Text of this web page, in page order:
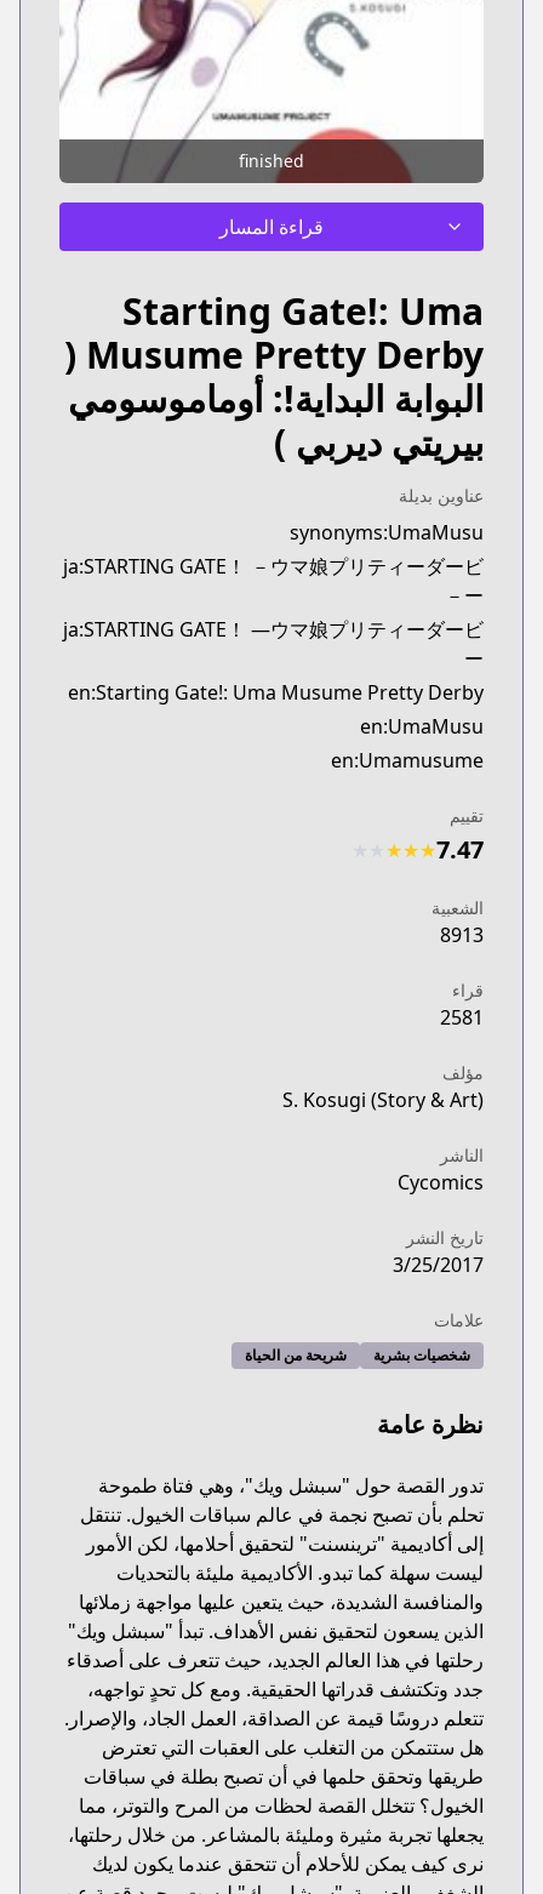
finished
قراءة المسار
Starting Gate!: Uma
Musume Pretty Derby
(
البوابة البداية!: أوماموسومي
بيريتي ديربي )
عناوين بديلة
synonyms:UmaMusu
ja:STARTING GATE！ －ウマ娘プリティーダービ
ー－
ja:STARTING GATE！ ―ウマ娘プリティーダービ
ー
en:Starting Gate!: Uma Musume Pretty Derby
en:UmaMusu
en:Umamusume
تقييم
7.47
★
★
★
الشعبية
8913
قراء
2581
مؤلف
S. Kosugi (Story & Art)
الناشر
Cycomics
تاريخ النشر
3/25/2017
علامات
شخصيات بشرية شريحة من الحياة
نظرة عامة
تدور القصة حول "سبشل ويك"، وهي فتاة طموحة
تحلم بأن تصبح نجمة في عالم سباقات الخيول. تنتقل
إلى أكاديمية "ترينسنت" لتحقيق أحلامها، لكن الأمور
ليست سهلة كما تبدو. الأكاديمية مليئة بالتحديات
والمنافسة الشديدة، حيث يتعين عليها مواجهة زملائها
الذين يسعون لتحقيق نفس الأهداف. تبدأ "سبشل ويك"
رحلتها في هذا العالم الجديد، حيث تتعرف على أصدقاء
جدد وتكتشف قدراتها الحقيقية. ومع كل تحدٍ تواجهه،
تتعلم دروسًا قيمة عن الصداقة، العمل الجاد، والإصرار.
هل ستتمكن من التغلب على العقبات التي تعترض
طريقها وتحقق حلمها في أن تصبح بطلة في سباقات
الخيول؟ تتخلل القصة لحظات من المرح والتوتر، مما
يجعلها تجربة مثيرة ومليئة بالمشاعر. من خلال رحلتها،
نرى كيف يمكن للأحلام أن تتحقق عندما يكون لديك